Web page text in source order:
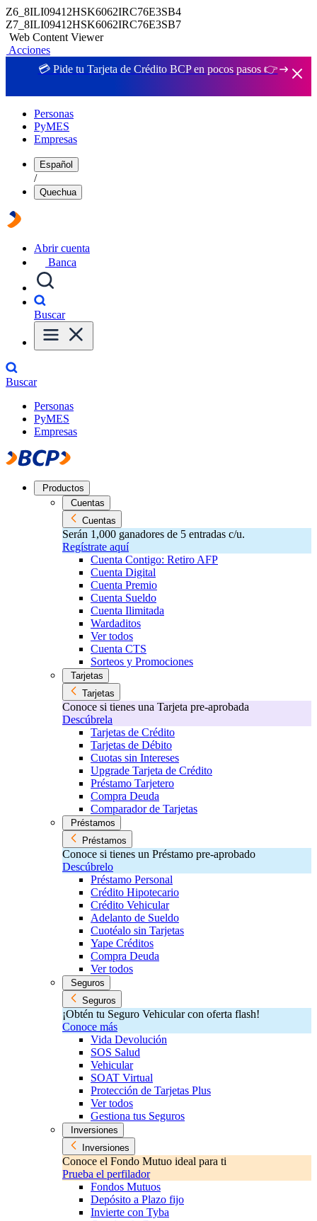
Z6_8ILI09412HSK6062IRC76E3SB4
Z7_8ILI09412HSK6062IRC76E3SB7
Web Content Viewer
Acciones
💳 Pide tu Tarjeta de Crédito BCP en pocos pasos 👉
Personas
PyMES
Empresas
Español
/
Quechua
Abrir cuenta
Banca
Buscar
Buscar
Personas
PyMES
Empresas
Productos
Cuentas
Cuentas
Serán 1,000 ganadores de 5 entradas c/u.
Regístrate aquí
Cuenta Contigo: Retiro AFP
Cuenta Digital
Cuenta Premio
Cuenta Sueldo
Cuenta Ilimitada
Wardaditos
Ver todos
Cuenta CTS
Sorteos y Promociones
Tarjetas
Tarjetas
Conoce si tienes una Tarjeta pre-aprobada
Descúbrela
Tarjetas de Crédito
Tarjetas de Débito
Cuotas sin Intereses
Upgrade Tarjeta de Crédito
Préstamo Tarjetero
Compra Deuda
Comparador de Tarjetas
Préstamos
Préstamos
Conoce si tienes un Préstamo pre-aprobado
Descúbrelo
Préstamo Personal
Crédito Hipotecario
Crédito Vehicular
Adelanto de Sueldo
Cuotéalo sin Tarjetas
Yape Créditos
Compra Deuda
Ver todos
Seguros
Seguros
¡Obtén tu Seguro Vehicular con oferta flash!
Conoce más
Vida Devolución
SOS Salud
Vehicular
SOAT Virtual
Protección de Tarjetas Plus
Ver todos
Gestiona tus Seguros
Inversiones
Inversiones
Conoce el Fondo Mutuo ideal para ti
Prueba el perfilador
Fondos Mutuos
Depósito a Plazo fijo
Invierte con Tyba